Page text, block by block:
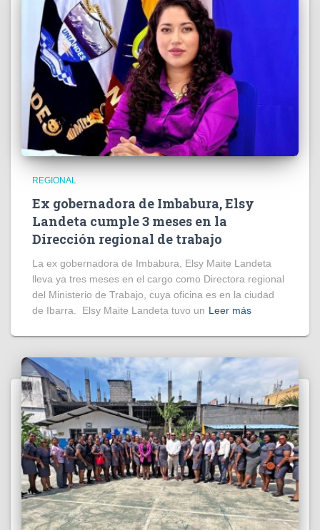
REGIONAL
Ex gobernadora de Imbabura, Elsy
Landeta cumple 3 meses en la
Dirección regional de trabajo
La ex gobernadora de Imbabura, Elsy Maite Landeta
lleva ya tres meses en el cargo como Directora regional
del Ministerio de Trabajo, cuya oficina es en la ciudad
de Ibarra. Elsy Maite Landeta tuvo un Leer más